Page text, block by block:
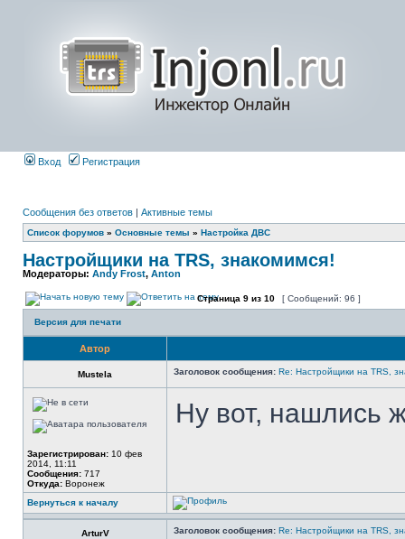
Вход Регистрация
Сообщения без ответов | Активные темы
Список форумов » Основные темы » Настройка ДВС
Настройщики на TRS, знакомимся!
Модераторы: Andy Frost, Anton
Страница 9 из 10 [ Сообщений: 96 ]
Версия для печати
Автор
Mustela Заголовок сообщения: Re: Настройщики на TRS,
Зарегистрирован: 10 фев
2014, 11:11
Сообщения: 717
Откуда: Воронеж
Ну вот, нашлись
Вернуться к началу
ArturV Заголовок сообщения: Re: Настройщики на TRS,